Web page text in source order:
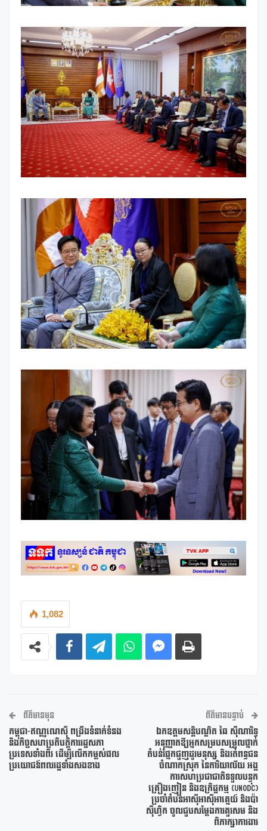
1,082
ព័ត៌មានមុន
កម្ពុជា-ឥណ្ឌូណេស៊ី ពង្រឹងទំនាក់ទំនង
និងកិច្ចសហប្រតិបត្តិការរដ្ឋសភា
ប្រទេសទាំងពីរ ដើម្បីលើកកម្ពស់ផល
ប្រយោជន៍ពលរដ្ឋទាំងសងខាង
ព័ត៌មានបន្ទាប់
ឯកឧត្តមសន្តិបណ្ឌិត ឆៃ ស៊ីណារិទ្ធ
អនុញ្ញាតឱ្យអ្នកសម្របសម្រួលថ្នាក់
តំបន់ផ្នែកជួញដូរមនុស្ស និងរត់ពន្ធជន
ចំណាកស្រុក នៃការិយាល័យ អង្គ
ការសហប្រជាជាតិទទួលបន្ទុក
គ្រឿងញៀន និងឧក្រិដ្ឋកម្ម (UNODC)
ប្រចាំតំបន់អាស៊ីអាស៊ីអាគ្នេយ៍ និងប៉ា
ស៊ីហ្វិក ចូលជួបសម្តែងការគួរសម និង
ពិភាក្សាការងារ